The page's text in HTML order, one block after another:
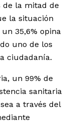
de la mitad de
la situación
35,6% opina
uno de los
ciudadanía.
un 99% de
sanitaria
a través del